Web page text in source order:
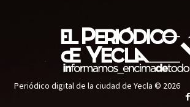
Periódico digital de la ciudad de Yecla © 2026